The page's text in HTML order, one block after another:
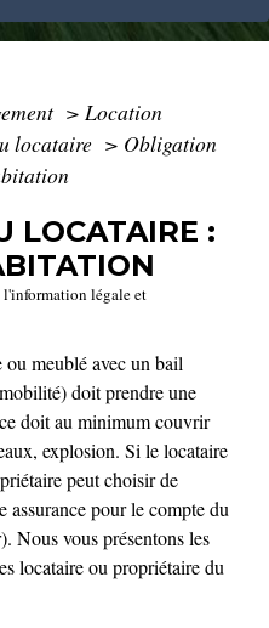
> Location
locataire > Obligation
LOCATAIRE :
légale et
meublé avec un bail
doit prendre une
doit au minimum couvrir
explosion. Si le locataire
peut choisir de
pour le compte du
Nous vous présentons les
locataire ou propriétaire du